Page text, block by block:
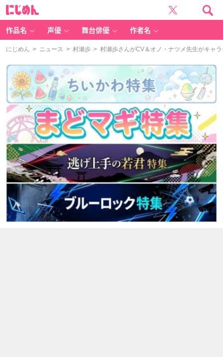
作品名 声優 舞台俳優 作者名
にじめん > ニュース > 村瀬歩 > 村瀬歩さんがCV＆オノ・ナツメ先生がキャ